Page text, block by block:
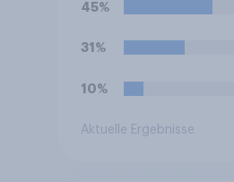
45%
31%
10%
Aktuelle Ergebnisse